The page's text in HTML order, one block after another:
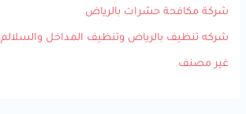
شركة مكافحة حشرات بالرياض
شركه تنظيف بالرياض وتنظيف المداخل والسلالم
غير مصنف